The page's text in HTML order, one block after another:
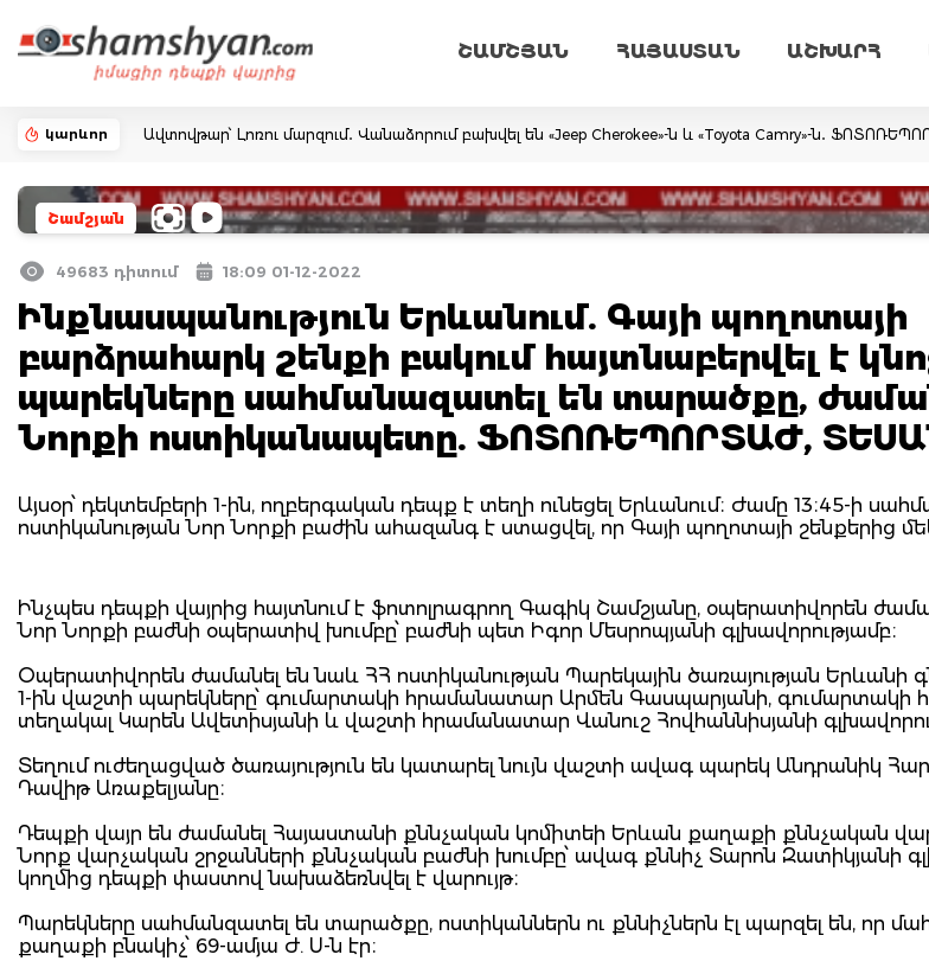
ՇԱՄՇՅԱՆ ՀԱՅԱՍՏԱՆ ԱՇԽԱՐՀ
կարևոր Ավտովթար՝ Լոռու մարզում․ Վանաձորում բախվել են «Jeep Cherokee»-ն և «Toyota Camry»-ն․
Շամշյան
49683 դիտում 18:09 01-12-2022
Ինքնասպանություն Երևանում. Գայի պողոտայի
բարձրահարկ շենքի բակում հայտնաբերվել է
պարեկները սահմանազատել են տարածքը,
Նորքի ոստիկանապետը. ՖՈՏՈՌԵՊՈՐՏԱԺ,
Այսօր՝ դեկտեմբերի 1-ին, ողբերգական դեպք է տեղի ունեցել Երևանում։ Ժամը 13։45-ի
ոստիկանության Նոր Նորքի բաժին ահազանգ է ստացվել, որ Գայի պողոտայի շենքերից
Ինչպես դեպքի վայրից հայտնում է ֆոտոլրագրող Գագիկ Շամշյանը, օպերատիվորեն
Նոր Նորքի բաժնի օպերատիվ խումբը՝ բաժնի պետ Իգոր Մեսրոպյանի գլխավորությամբ։
Օպերատիվորեն ժամանել են նաև ՀՀ ոստիկանության Պարեկային ծառայության Երևանի
1-ին վաշտի պարեկները՝ գումարտակի հրամանատար Արմեն Գասպարյանի,
տեղակալ Կարեն Ավետիսյանի և վաշտի հրամանատար Վանուշ Հովհաննիսյանի
Տեղում ուժեղացված ծառայություն են կատարել նույն վաշտի ավագ պարեկ Անդրանիկ
Դավիթ Առաքելյանը։
Դեպքի վայր են ժամանել Հայաստանի քննչական կոմիտեի Երևան քաղաքի քննչական
Նորք վարչական շրջանների քննչական բաժնի խումբը՝ ավագ քննիչ Տարոն Զատիկյանի
կողմից դեպքի փաստով նախաձեռնվել է վարույթ։
Պարեկները սահմանզատել են տարածքը, ոստիկաններն ու քննիչներն էլ պարզել են, որ
քաղաքի բնակիչ՝ 69-ամյա Ժ. Ս-ն էր։